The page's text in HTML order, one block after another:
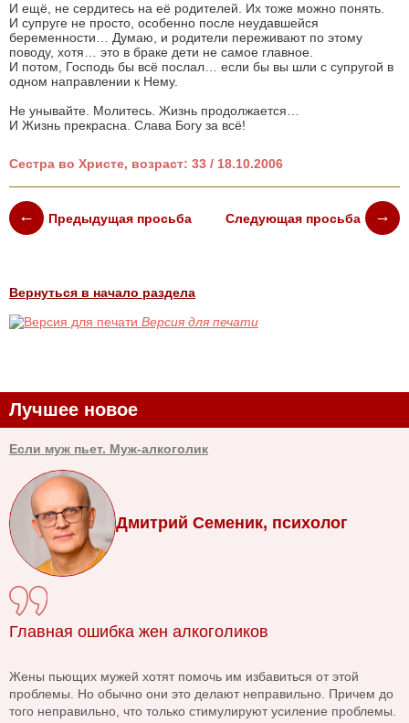
И ещё, не сердитесь на её родителей. Их тоже можно понять.
И супруге не просто, особенно после неудавшейся
беременности… Думаю, и родители переживают по этому
поводу, хотя… это в браке дети не самое главное.
И потом, Господь бы всё послал… если бы вы шли с супругой в
одном направлении к Нему.
Не унывайте. Молитесь. Жизнь продолжается…
И Жизнь прекрасна. Слава Богу за всё!
Сестра во Христе, возраст: 33 / 18.10.2006
Предыдущая просьба Следующая просьба
Вернуться в начало раздела
Версия для печати
Лучшее новое
Если муж пьет. Муж-алкоголик
Дмитрий Семеник, психолог
Главная ошибка жен алкоголиков
Жены пьющих мужей хотят помочь им избавиться от этой
проблемы. Но обычно они это делают неправильно. Причем до
того неправильно, что только стимулируют усиление проблемы.